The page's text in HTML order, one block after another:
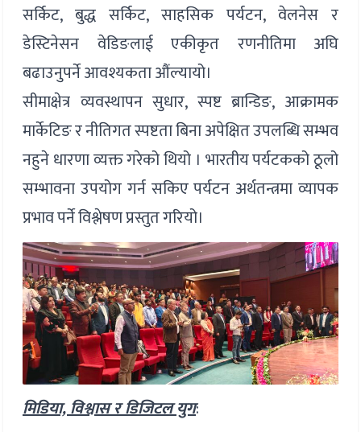
सर्किट, बुद्ध सर्किट, साहसिक पर्यटन, वेलनेस र
डेस्टिनेसन वेडिङलाई एकीकृत रणनीतिमा अघि
बढाउनुपर्ने आवश्यकता औंल्यायो।
सीमाक्षेत्र व्यवस्थापन सुधार, स्पष्ट ब्रान्डिङ, आक्रामक
मार्केटिङ र नीतिगत स्पष्टता बिना अपेक्षित उपलब्धि सम्भव
नहुने धारणा व्यक्त गरेको थियो । भारतीय पर्यटकको ठूलो
सम्भावना उपयोग गर्न सकिए पर्यटन अर्थतन्त्रमा व्यापक
प्रभाव पर्ने विश्लेषण प्रस्तुत गरियो।
मिडिया, विश्वास र डिजिटल युग: